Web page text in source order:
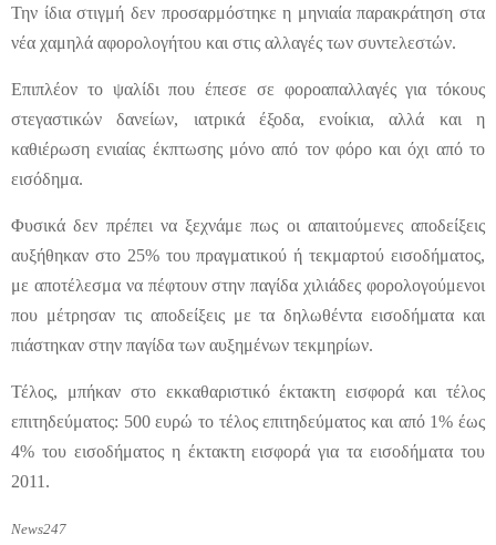
Την ίδια στιγμή δεν προσαρμόστηκε η μηνιαία παρακράτηση στα
νέα χαμηλά αφορολογήτου και στις αλλαγές των συντελεστών.
Επιπλέον το ψαλίδι που έπεσε σε φοροαπαλλαγές για τόκους
στεγαστικών δανείων, ιατρικά έξοδα, ενοίκια, αλλά και η
καθιέρωση ενιαίας έκπτωσης μόνο από τον φόρο και όχι από το
εισόδημα.
Φυσικά δεν πρέπει να ξεχνάμε πως οι απαιτούμενες αποδείξεις
αυξήθηκαν στο 25% του πραγματικού ή τεκμαρτού εισοδήματος,
με αποτέλεσμα να πέφτουν στην παγίδα χιλιάδες φορολογούμενοι
που μέτρησαν τις αποδείξεις με τα δηλωθέντα εισοδήματα και
πιάστηκαν στην παγίδα των αυξημένων τεκμηρίων.
Τέλος, μπήκαν στο εκκαθαριστικό έκτακτη εισφορά και τέλος
επιτηδεύματος: 500 ευρώ το τέλος επιτηδεύματος και από 1% έως
4% του εισοδήματος η έκτακτη εισφορά για τα εισοδήματα του
2011.
News247